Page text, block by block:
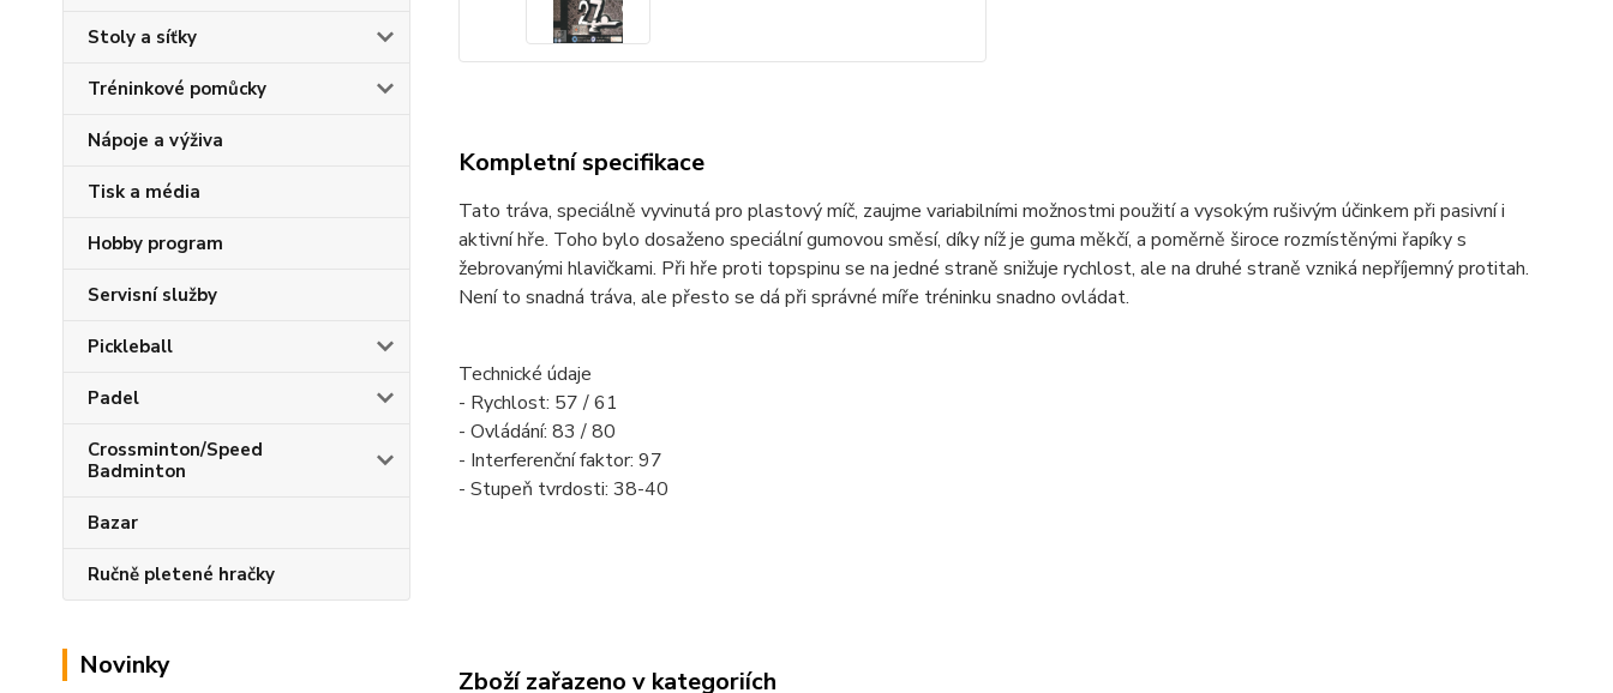
Stoly a síťky
Tréninkové pomůcky
Nápoje a výživa
Tisk a média
Hobby program
Servisní služby
Pickleball
Padel
Crossminton/Speed
Badminton
Bazar
Ručně pletené hračky
Novinky
Kompletní specifikace
Tato tráva, speciálně vyvinutá pro plastový míč, zaujme variabilními možnostmi použití a vysokým rušivým účinkem při pasivní i
aktivní hře. Toho bylo dosaženo speciální gumovou směsí, díky níž je guma měkčí, a poměrně široce rozmístěnými řapíky s
žebrovanými hlavičkami. Při hře proti topspinu se na jedné straně snižuje rychlost, ale na druhé straně vzniká nepříjemný protitah.
Není to snadná tráva, ale přesto se dá při správné míře tréninku snadno ovládat.
Technické údaje
- Rychlost: 57 / 61
- Ovládání: 83 / 80
- Interferenční faktor: 97
- Stupeň tvrdosti: 38-40
Zboží zařazeno v kategoriích